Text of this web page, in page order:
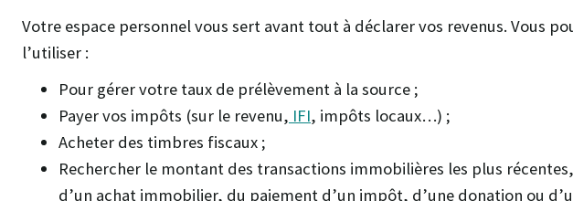
Votre espace personnel vous sert avant tout à déclarer vos revenus. Vous
l’utiliser :
Pour gérer votre taux de prélèvement à la source ;
Payer vos impôts (sur le revenu, IFI, impôts locaux…) ;
Acheter des timbres fiscaux ;
Rechercher le montant des transactions immobilières les plus
d’un achat immobilier, du paiement d’un impôt, d’une donation ou